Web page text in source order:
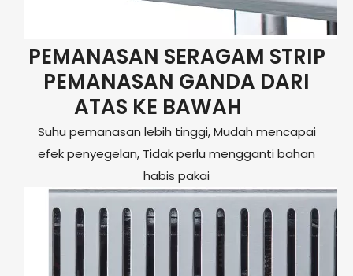
PEMANASAN SERAGAM STRIP
PEMANASAN GANDA DARI
ATAS KE BAWAH
Suhu pemanasan lebih tinggi, Mudah mencapai
efek penyegelan, Tidak perlu mengganti bahan
habis pakai